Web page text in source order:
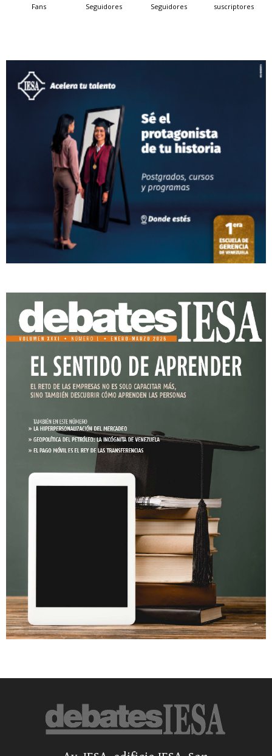
Fans Seguidores Seguidores suscriptores